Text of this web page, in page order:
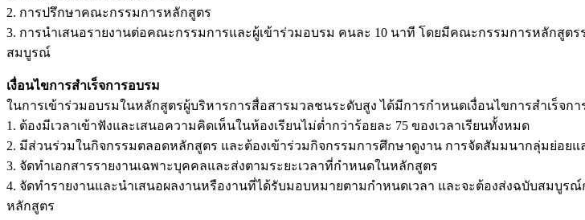
2. การปรึกษาคณะกรรมการหลักสูตร
3. การนำเสนอรายงานต่อคณะกรรมการและผู้เข้าร่วมอบรม คนละ 10 นาที โดยมีคณะกรรมการหลักสูต
สมบูรณ์
เงื่อนไขการสำเร็จการอบรม
ในการเข้าร่วมอบรมในหลักสูตรผู้บริหารการสื่อสารมวลชนระดับสูง ได้มีการกำหนดเงื่อนไขการสำเร็จก
1. ต้องมีเวลาเข้าฟังและเสนอความคิดเห็นในห้องเรียนไม่ต่ำกว่าร้อยละ 75 ของเวลาเรียนทั้งหมด
2. มีส่วนร่วมในกิจกรรมตลอดหลักสูตร และต้องเข้าร่วมกิจกรรมการศึกษาดูงาน การจัดสัมมนากลุ่มย่อย
3. จัดทำเอกสารรายงานเฉพาะบุคคลและส่งตามระยะเวลาที่กำหนดในหลักสูตร
4. จัดทำรายงานและนำเสนอผลงานหรืองานที่ได้รับมอบหมายตามกำหนดเวลา และจะต้องส่งฉบับสมบู
หลักสูตร